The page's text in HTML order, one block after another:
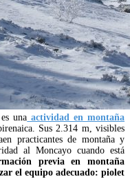
una actividad en montaña
Sus 2.314 m, visibles
practicantes de montaña y
al Moncayo cuando está
previa en montaña
el equipo adecuado: piolet